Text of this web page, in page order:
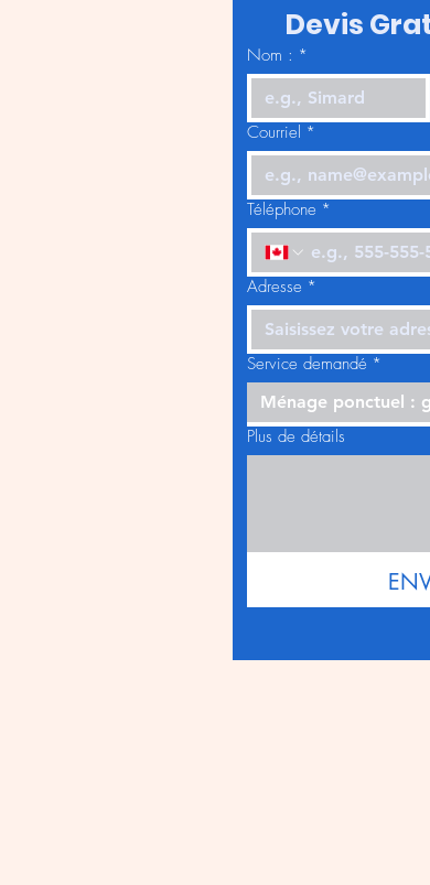
Devis
Nom : *
Courriel *
Téléphone *
Adresse *
Service demandé *
Ménage ponctuel :
Plus de détails